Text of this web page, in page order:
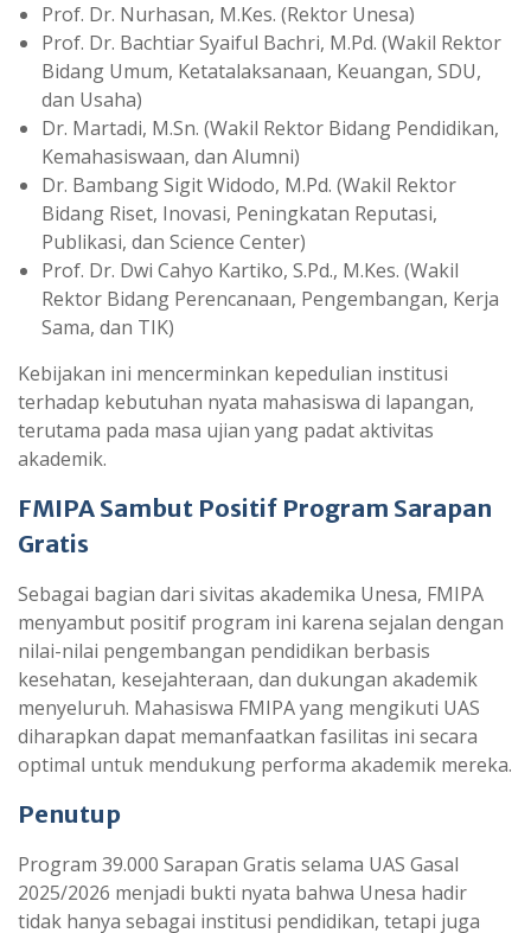
Prof. Dr. Nurhasan, M.Kes. (Rektor Unesa)
Prof. Dr. Bachtiar Syaiful Bachri, M.Pd. (Wakil Rektor
Bidang Umum, Ketatalaksanaan, Keuangan, SDU,
dan Usaha)
Dr. Martadi, M.Sn. (Wakil Rektor Bidang Pendidikan,
Kemahasiswaan, dan Alumni)
Dr. Bambang Sigit Widodo, M.Pd. (Wakil Rektor
Bidang Riset, Inovasi, Peningkatan Reputasi,
Publikasi, dan Science Center)
Prof. Dr. Dwi Cahyo Kartiko, S.Pd., M.Kes. (Wakil
Rektor Bidang Perencanaan, Pengembangan, Kerja
Sama, dan TIK)
Kebijakan ini mencerminkan kepedulian institusi
terhadap kebutuhan nyata mahasiswa di lapangan,
terutama pada masa ujian yang padat aktivitas
akademik.
FMIPA Sambut Positif Program Sarapan
Gratis
Sebagai bagian dari sivitas akademika Unesa, FMIPA
menyambut positif program ini karena sejalan dengan
nilai-nilai pengembangan pendidikan berbasis
kesehatan, kesejahteraan, dan dukungan akademik
menyeluruh. Mahasiswa FMIPA yang mengikuti UAS
diharapkan dapat memanfaatkan fasilitas ini secara
optimal untuk mendukung performa akademik mereka.
Penutup
Program 39.000 Sarapan Gratis selama UAS Gasal
2025/2026 menjadi bukti nyata bahwa Unesa hadir
tidak hanya sebagai institusi pendidikan, tetapi juga